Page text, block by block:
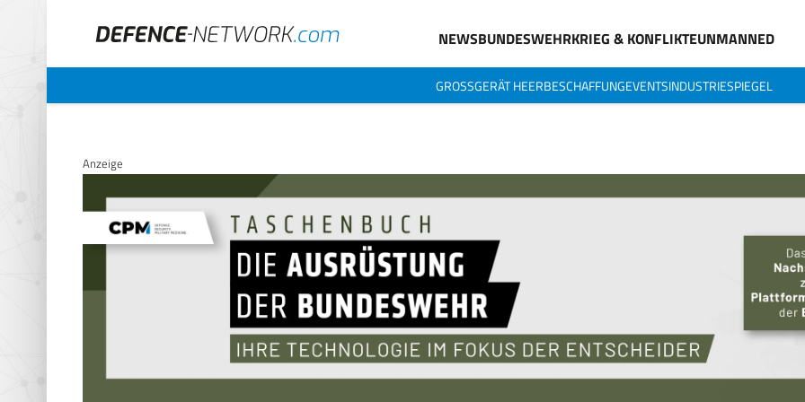
NEWSBUNDESWEHRKRIEG & KONFLIKTEUNMANNED
GROSSGERÄT HEERBESCHAFFUNGEVENTSINDUSTRIESPIEGEL
Anzeige